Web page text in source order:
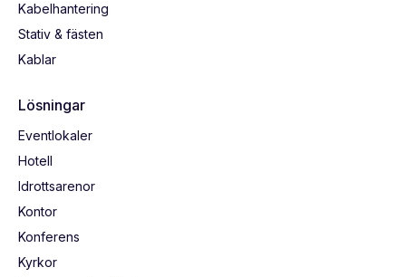
Kabelhantering
Stativ & fästen
Kablar
Lösningar
Eventlokaler
Hotell
Idrottsarenor
Kontor
Konferens
Kyrkor